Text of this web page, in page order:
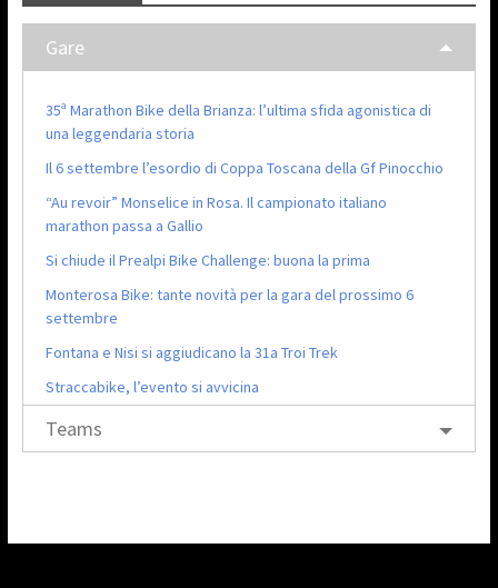
Gare
35ª Marathon Bike della Brianza: l’ultima sfida agonistica di
una leggendaria storia
Il 6 settembre l’esordio di Coppa Toscana della Gf Pinocchio
“Au revoir” Monselice in Rosa. Il campionato italiano
marathon passa a Gallio
Si chiude il Prealpi Bike Challenge: buona la prima
Monterosa Bike: tante novità per la gara del prossimo 6
settembre
Fontana e Nisi si aggiudicano la 31a Troi Trek
Straccabike, l’evento si avvicina
Teams